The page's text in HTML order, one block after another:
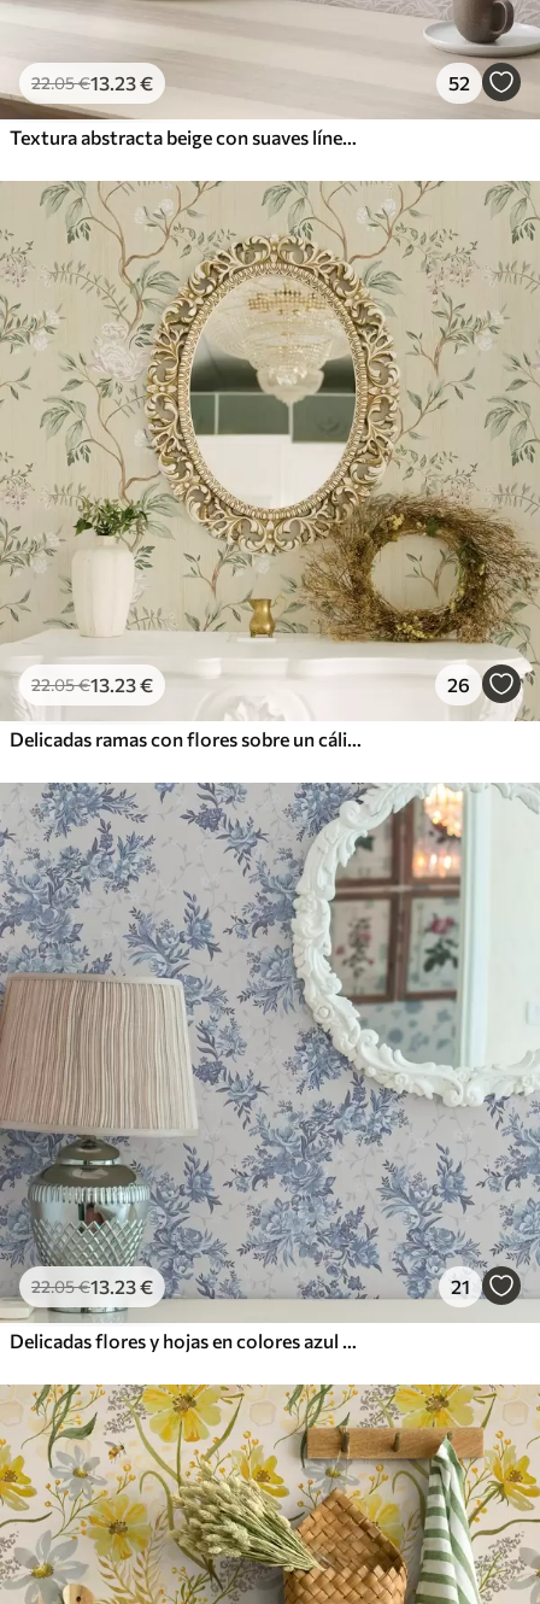
22.05€13.23€ 52
Textura abstracta beige con suaves líneas de hojas
22.05€13.23€ 26
Delicadas ramas con flores sobre un cálido fondo color crema
22.05€13.23€ 21
Delicadas flores y hojas en colores azul y celeste sobre fondo claro